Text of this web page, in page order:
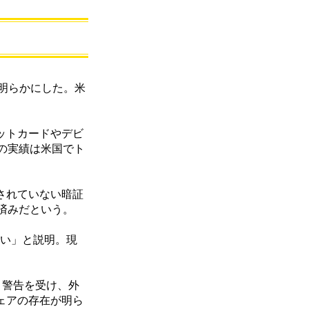
らかにした。米
トカードやデビ
実績は米国でト
れていない暗証
だという。
」と説明。現
警告を受け、外
アの存在が明ら